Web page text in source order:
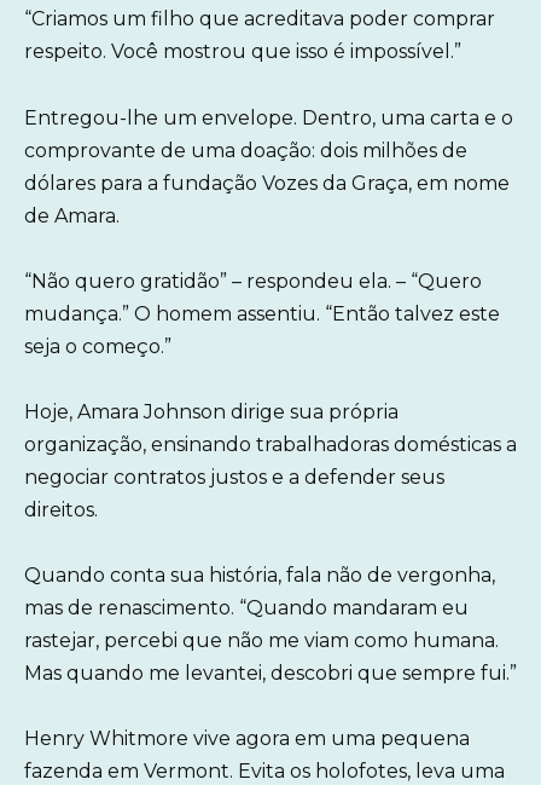
“Criamos um filho que acreditava poder comprar
respeito. Você mostrou que isso é impossível.”
Entregou-lhe um envelope. Dentro, uma carta e o
comprovante de uma doação: dois milhões de
dólares para a fundação Vozes da Graça, em nome
de Amara.
“Não quero gratidão” – respondeu ela. – “Quero
mudança.” O homem assentiu. “Então talvez este
seja o começo.”
Hoje, Amara Johnson dirige sua própria
organização, ensinando trabalhadoras domésticas a
negociar contratos justos e a defender seus
direitos.
Quando conta sua história, fala não de vergonha,
mas de renascimento. “Quando mandaram eu
rastejar, percebi que não me viam como humana.
Mas quando me levantei, descobri que sempre fui.”
Henry Whitmore vive agora em uma pequena
fazenda em Vermont. Evita os holofotes, leva uma